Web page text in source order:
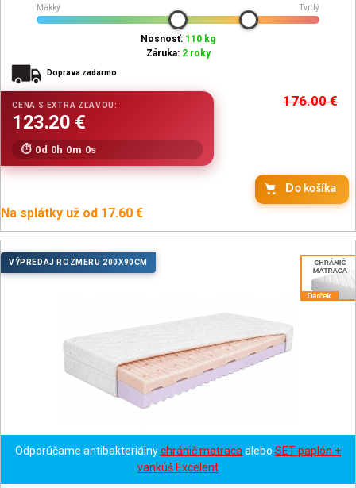
Mäkký Tvrdý
Nosnosť: 110 kg
Záruka: 2 roky
Doprava zadarmo
176.00€
0d 0h 0m 0s
Do košíka
Na splátky už od 17.60 €
VÝPREDAJ ROZMERU 200X90CM
Odporúčame antibakteriálnychránič matraca alebo SET paplón +
vankúš Excelent